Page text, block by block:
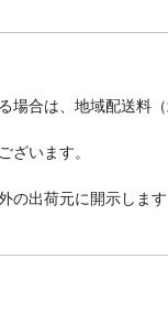
合は、地域配送料
ざいます。
出荷元に開示しま